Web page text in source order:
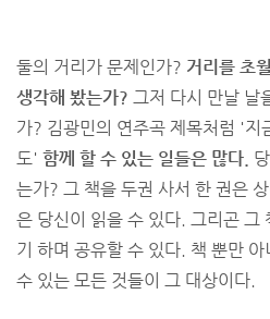
둘의 거리가 문제인가? 거리를 초
생각해 봤는가? 그저 다시 만날 날
가? 김광민의 연주곡 제목처럼 '지
도' 함께 할 수 있는 일들은 많다.
는가? 그 책을 두권 사서 한 권은
은 당신이 읽을 수 있다. 그리곤 그
기 하며 공유할 수 있다. 책 뿐만
수 있는 모든 것들이 그 대상이다.